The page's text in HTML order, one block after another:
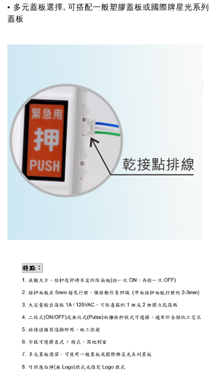
• 多元蓋板選擇, 可搭配一般塑膠蓋板或國際牌星光系列
蓋板